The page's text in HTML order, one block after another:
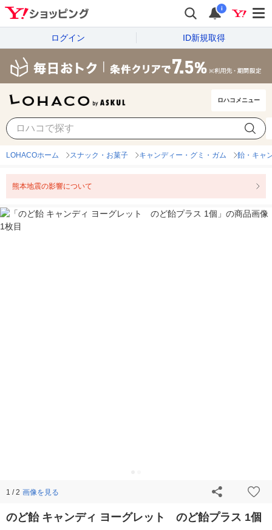
i
ログイン ID新規取得
ロハコメニュー
LOHACOホーム スナック・お菓子 キャンディー・グミ・ガム 飴・キャ
熊本地震の影響について
1 / 2 画像を見る
のど飴 キャンディ ヨーグレット のど飴プラス 1個